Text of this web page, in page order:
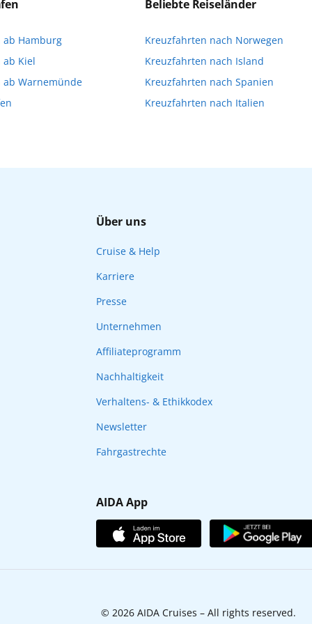
die Reservierung Ihrer Lieblingsausflüge vor
Hamburg
Kiel
Warnemünde
Beliebte Reiseländer
Kreuzfahrten nach Norwegen
Kreuzfahrten nach Island
Kreuzfahrten nach Spanien
Kreuzfahrten nach Italien
Über uns
Cruise & Help
Karriere
Presse
Unternehmen
Affiliateprogramm
Nachhaltigkeit
Verhaltens- & Ethikkodex
Newsletter
Fahrgastrechte
AIDA App
© 2026 AIDA Cruises – All rights reserved.